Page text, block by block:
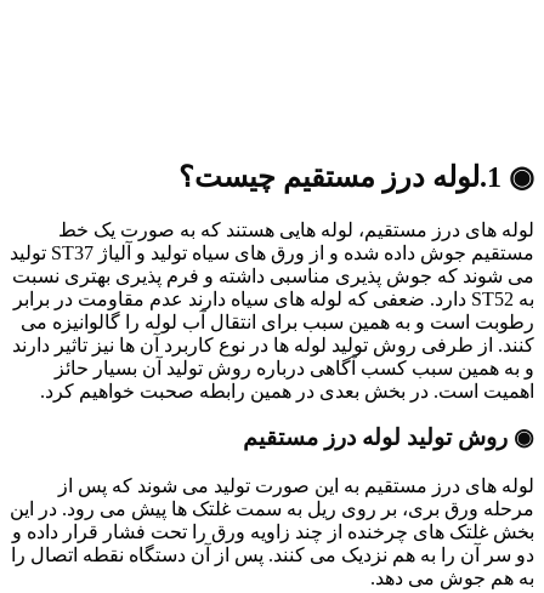
◉ 1.لوله درز مستقیم چیست؟
لوله های درز مستقیم، لوله هایی هستند که به صورت یک خط
مستقیم جوش داده شده و از ورق های سیاه تولید و آلیاژ ST37 تولید
می شوند که جوش پذیری مناسبی داشته و فرم پذیری بهتری نسبت
به ST52 دارد. ضعفی که لوله های سیاه دارند عدم مقاومت در برابر
رطوبت است و به همین سبب برای انتقال آب لوله را گالوانیزه می
کنند. از طرفی روش تولید لوله ها در نوع کاربرد آن ها نیز تاثیر دارند
و به همین سبب کسب آگاهی درباره روش تولید آن بسیار حائز
اهمیت است. در بخش بعدی در همین رابطه صحبت خواهیم کرد.
◉ روش تولید لوله درز مستقیم
لوله های درز مستقیم به این صورت تولید می شوند که پس از
مرحله ورق بری، بر روی ریل به سمت غلتک ها پیش می رود. در این
بخش غلتک های چرخنده از چند زاویه ورق را تحت فشار قرار داده و
دو سر آن را به هم نزدیک می کنند. پس از آن دستگاه نقطه اتصال را
به هم جوش می دهد.